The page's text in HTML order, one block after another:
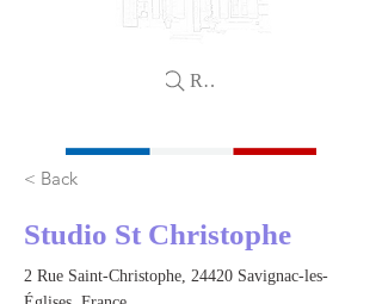
Rechercher
< Back
Studio St Christophe
2 Rue Saint-Christophe, 24420 Savignac-les-